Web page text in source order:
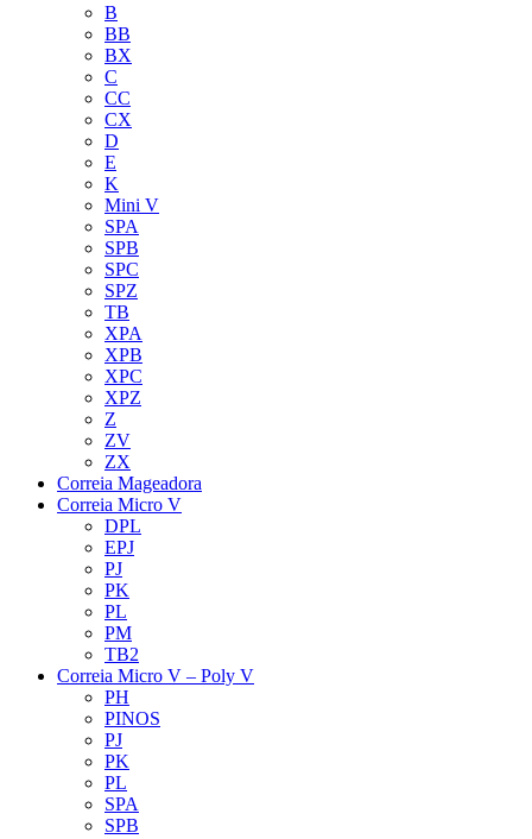
B
BB
BX
C
CC
CX
D
E
K
Mini V
SPA
SPB
SPC
SPZ
TB
XPA
XPB
XPC
XPZ
Z
ZV
ZX
Correia Mageadora
Correia Micro V
DPL
EPJ
PJ
PK
PL
PM
TB2
Correia Micro V – Poly V
PH
PINOS
PJ
PK
PL
SPA
SPB